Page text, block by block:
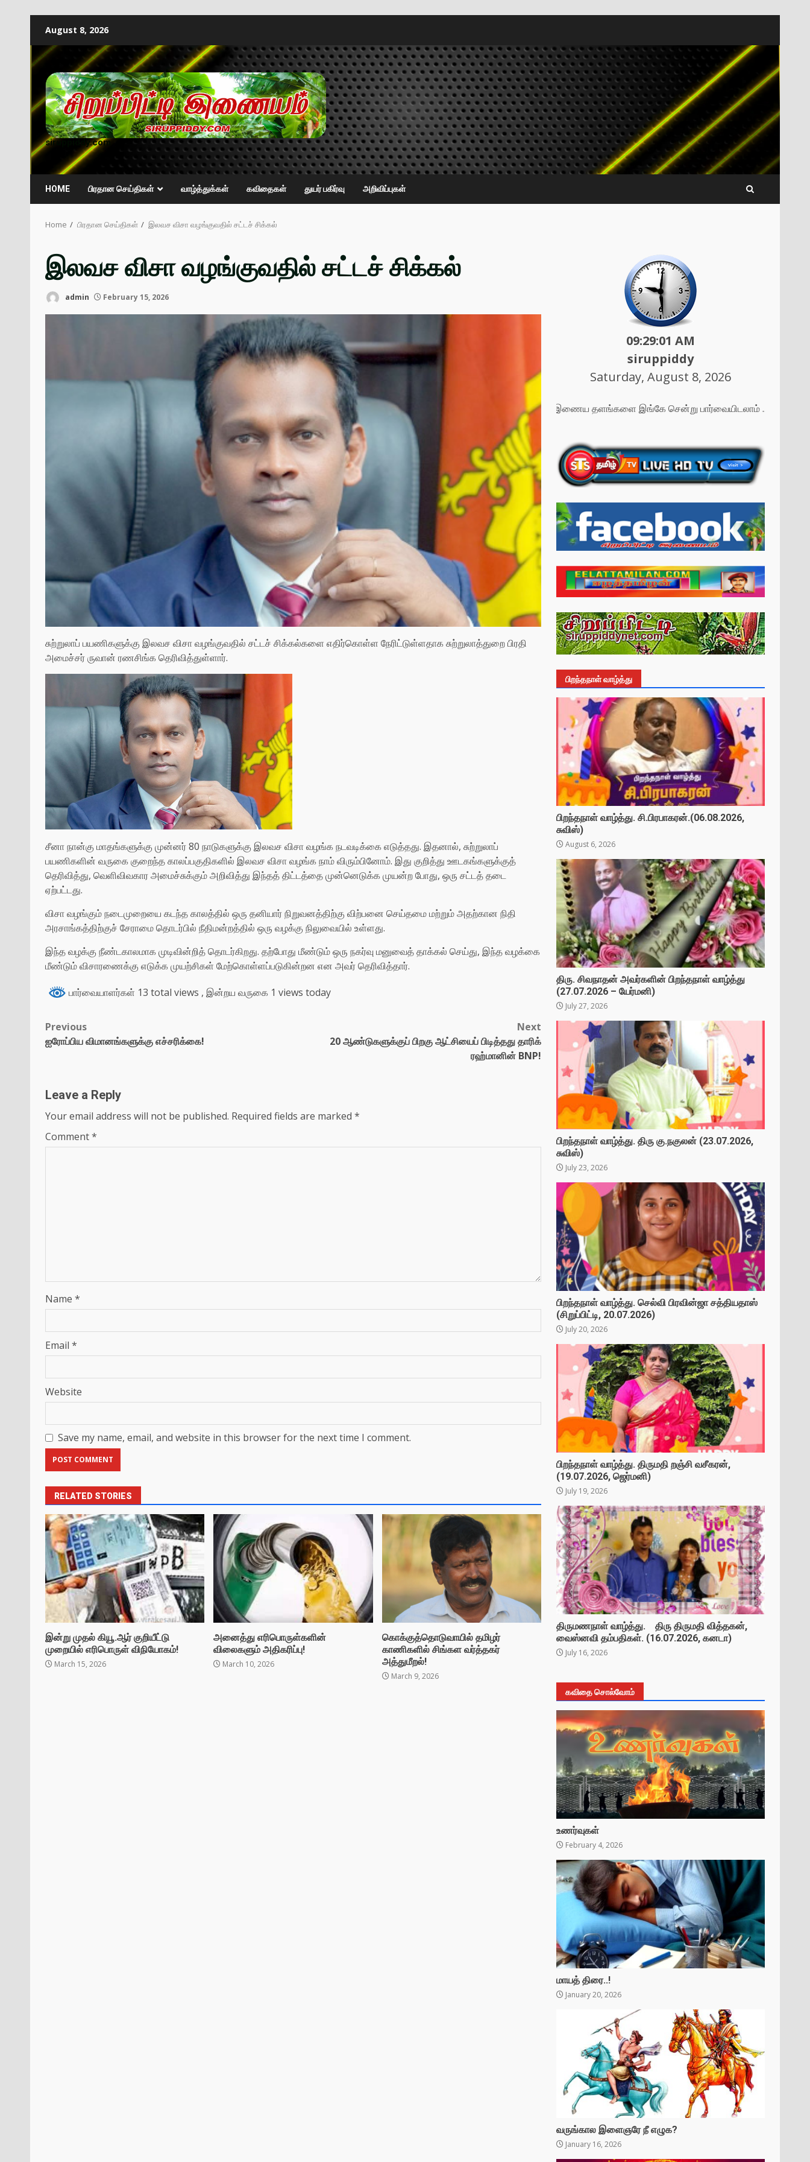
August 8, 2026
siruppiddy.com
HOME பிரதான செய்திகள் வாழ்த்துக்கள் கவிதைகள் துயர் பகிர்வு அறிவிப்புகள்
Home பிரதான செய்திகள் இலவச விசா வழங்குவதில் சட்டச் சிக்கல்
இலவச விசா வழங்குவதில் சட்டச் சிக்கல்
admin February 15, 2026
சுற்றுலாப் பயணிகளுக்கு இலவச விசா வழங்குவதில் சட்டச் சிக்கல்களை எதிர்கொள்ள நேரிட்டுள்ளதாக சுற்றுலாத்துறை பிரதி
அமைச்சர் ருவான் ரணசிங்க தெரிவித்துள்ளார்.
சீனா நான்கு மாதங்களுக்கு முன்னர் 80 நாடுகளுக்கு இலவச விசா வழங்க நடவடிக்கை எடுத்தது. இதனால், சுற்றுலாப்
பயணிகளின் வருகை குறைந்த காலப்பகுதிகளில் இலவச விசா வழங்க நாம் விரும்பினோம். இது குறித்து ஊடகங்களுக்குத்
தெரிவித்து, வெளிவிவகார அமைச்சுக்கும் அறிவித்து இந்தத் திட்டத்தை முன்னெடுக்க முயன்ற போது, ஒரு சட்டத் தடை
ஏற்பட்டது.
விசா வழங்கும் நடைமுறையை கடந்த காலத்தில் ஒரு தனியார் நிறுவனத்திற்கு விற்பனை செய்தமை மற்றும் அதற்கான நிதி
அரசாங்கத்திற்குச் சேராமை தொடர்பில் நீதிமன்றத்தில் ஒரு வழக்கு நிலுவையில் உள்ளது.
இந்த வழக்கு நீண்டகாலமாக முடிவின்றித் தொடர்கிறது. தற்போது மீண்டும் ஒரு நகர்வு மனுவைத் தாக்கல் செய்து, இந்த வழக்கை
மீண்டும் விசாரணைக்கு எடுக்க முயற்சிகள் மேற்கொள்ளப்படுகின்றன என அவர் தெரிவித்தார்.
பார்வையாளர்கள் 13 total views , இன்றய வருகை 1 views today
Previous
ஐரோப்பிய விமானங்களுக்கு எச்சரிக்கை!
Next
20 ஆண்டுகளுக்குப் பிறகு ஆட்சியைப் பிடித்தது தாரிக்
ரஹ்மானின் BNP!
Leave a Reply
Your email address will not be published. Required fields are marked *
Comment*
Name *
Email *
Website
Save my name, email, and website in this browser for the next time I comment.
RELATED STORIES
இன்று முதல் கியூ.ஆர் குறியீட்டு
முறையில் எரிபொருள் விநியோகம்!
March 15, 2026
அனைத்து எரிபொருள்களின்
விலைகளும் அதிகரிப்பு!
March 10, 2026
கொக்குத்தொடுவாயில் தமிழர்
காணிகளில் சிங்கள வர்த்தகர்
அத்துமீறல்!
March 9, 2026
09:29:03 AM
siruppiddy
Saturday, August 8, 2026
எமது இணைய தளங்களை இங்கே சென்று பார்வையிடலாம் ....
பிறந்தநாள் வாழ்த்து
பிறந்தநாள் வாழ்த்து. சி.பிரபாகரன்.(06.08.2026,
சுவிஸ்)
August 6, 2026
திரு. சிவநாதன் அவர்களின் பிறந்தநாள் வாழ்த்து
(27.07.2026 – யேர்மனி)
July 27, 2026
பிறந்தநாள் வாழ்த்து. திரு கு.நகுலன் (23.07.2026,
சுவிஸ்)
July 23, 2026
பிறந்தநாள் வாழ்த்து. செல்வி பிரவின்ஜா சத்தியதாஸ்
(சிறுப்பிட்டி, 20.07.2026)
July 20, 2026
பிறந்தநாள் வாழ்த்து. திருமதி றஞ்சி வசீகரன்,
(19.07.2026, ஜெர்மனி)
July 19, 2026
திருமணநாள் வாழ்த்து. திரு திருமதி வித்தகன்,
வைஸ்னவி தம்பதிகள். (16.07.2026, கனடா)
July 16, 2026
கவிதை சொல்வோம்
உணர்வுகள்
February 4, 2026
மாயத் திரை..!
January 20, 2026
வருங்கால இளைஞரே நீ எழுக?
January 16, 2026